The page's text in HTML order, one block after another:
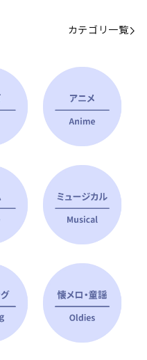
カテゴリ一覧